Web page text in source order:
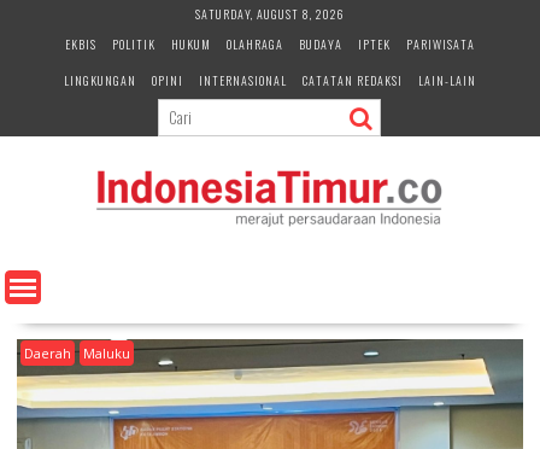
e
n
SATURDAY, AUGUST 8, 2026
EKBIS
POLITIK HUKUM OLAHRAGA BUDAYA IPTEK
PARIWISATA
LINGKUNGAN
OPINI INTERNASIONAL CATATAN REDAKSI LAIN-LAIN
Daerah Maluku